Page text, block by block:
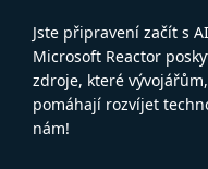
Jste připravení začít s
Microsoft Reactor
zdroje, které
pomáhají rozvíjet
nám!